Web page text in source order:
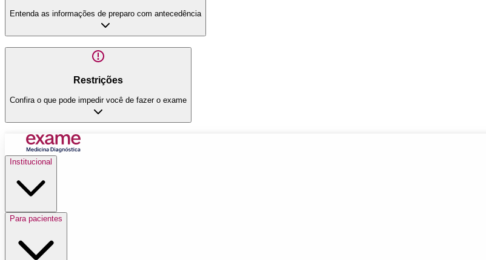
Entenda as informações de preparo com antecedência
Restrições
Confira o que pode impedir você de fazer o exame
Institucional
Para pacientes